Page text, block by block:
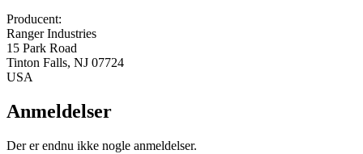
Producent:
Ranger Industries
15 Park Road
Tinton Falls, NJ 07724
USA
Anmeldelser
Der er endnu ikke nogle anmeldelser.